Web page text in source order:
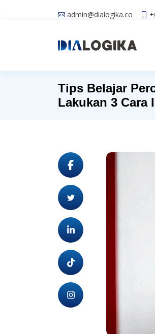
admin@dialogika.co
Tips Belajar
Lakukan 3 Cara